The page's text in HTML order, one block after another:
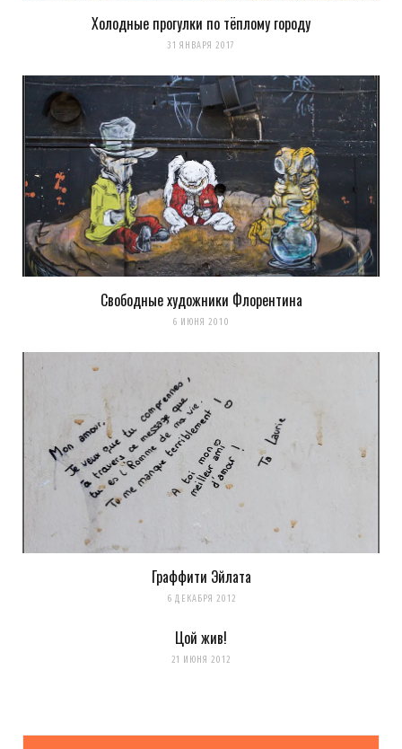
Холодные прогулки по тёплому городу
31 ЯНВАРЯ 2017
Свободные художники Флорентина
6 ИЮНЯ 2010
Граффити Эйлата
6 ДЕКАБРЯ 2012
Цой жив!
21 ИЮНЯ 2012